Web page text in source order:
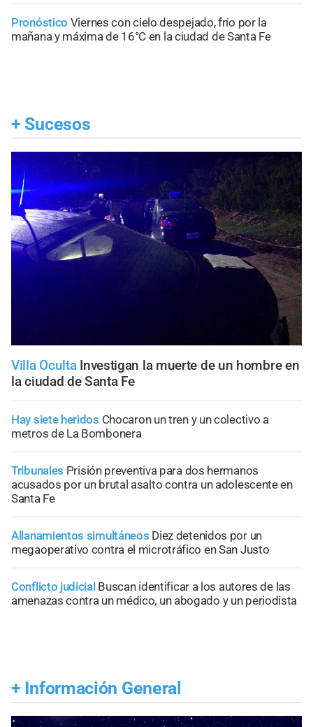
Pronóstico Viernes con cielo despejado, frío por la
mañana y máxima de 16°C en la ciudad de Santa Fe
+ Sucesos
Villa Oculta Investigan la muerte de un hombre en
la ciudad de Santa Fe
Hay siete heridos Chocaron un tren y un colectivo a
metros de La Bombonera
Tribunales Prisión preventiva para dos hermanos
acusados por un brutal asalto contra un adolescente en
Santa Fe
Allanamientos simultáneos Diez detenidos por un
megaoperativo contra el microtráfico en San Justo
Conflicto judicial Buscan identificar a los autores de las
amenazas contra un médico, un abogado y un periodista
+ Información General